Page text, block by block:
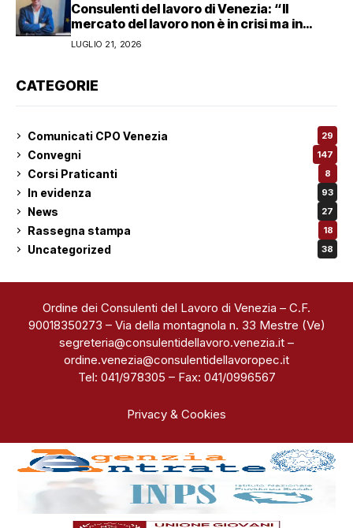
Consulenti del lavoro di Venezia: “Il
mercato del lavoro non è in crisi ma in
trasformazione, serve responsabilità
condivisa”
LUGLIO 21, 2026
CATEGORIE
Comunicati CPO Venezia 29
Convegni 147
Corsi Praticanti 8
In evidenza 93
News 27
Rassegna stampa 18
Uncategorized 38
Ordine dei Consulenti del Lavoro di Venezia – C.F.
90018350273 – Via della montagnola n. 33 Mestre (Ve)
segreteria@consulentidellavoro.venezia.it –
ordine.venezia@consulentidellavoropec.it
Tel: 041/978305 – Fax: 041/0996567
Privacy & Cookies